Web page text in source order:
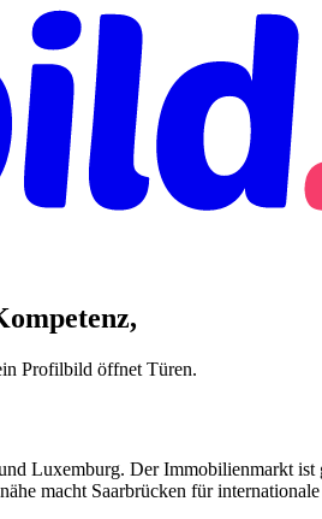
Profilbild öffnet Türen.
Luxemburg. Der Immobilienmarkt
macht Saarbrücken für